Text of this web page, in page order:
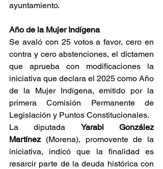
ayuntamiento.
Año de la Mujer Indígena
Se avaló con 25 votos a favor, cero en
contra y cero abstenciones, el dictamen
que aprueba con modificaciones la
iniciativa que declara el 2025 como Año
de la Mujer Indígena, emitido por la
primera Comisión Permanente de
Legislación y Puntos Constitucionales.
La diputada Yarabi González
Martínez (Morena), promovente de la
iniciativa, indicó que la finalidad es
resarcir parte de la deuda histórica con